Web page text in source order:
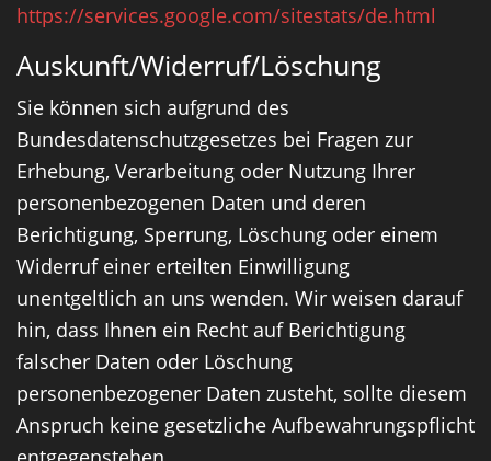
https://services.google.com/sitestats/de.html
Auskunft/Widerruf/Löschung
Sie können sich aufgrund des
Bundesdatenschutzgesetzes bei Fragen zur
Erhebung, Verarbeitung oder Nutzung Ihrer
personenbezogenen Daten und deren
Berichtigung, Sperrung, Löschung oder einem
Widerruf einer erteilten Einwilligung
unentgeltlich an uns wenden. Wir weisen darauf
hin, dass Ihnen ein Recht auf Berichtigung
falscher Daten oder Löschung
personenbezogener Daten zusteht, sollte diesem
Anspruch keine gesetzliche Aufbewahrungspflicht